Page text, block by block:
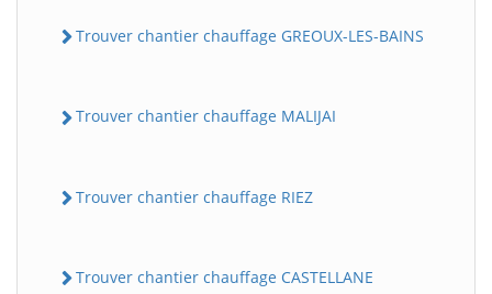
Trouver chantier chauffage GREOUX-LES-BAINS
Trouver chantier chauffage MALIJAI
Trouver chantier chauffage RIEZ
Trouver chantier chauffage CASTELLANE